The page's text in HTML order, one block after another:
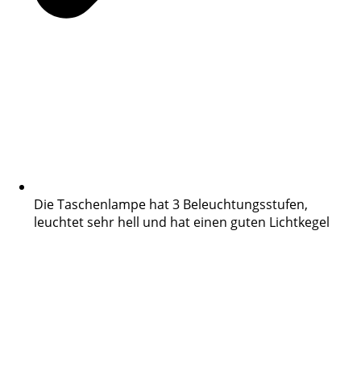
Die Taschenlampe hat 3 Beleuchtungsstufen,
leuchtet sehr hell und hat einen guten Lichtkegel